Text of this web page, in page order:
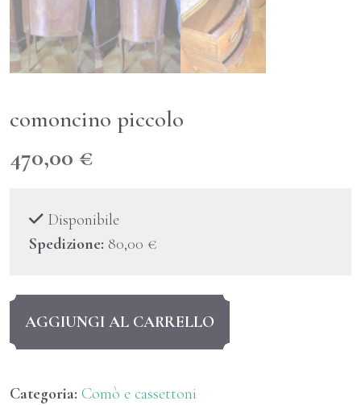
comoncino piccolo
470,00 €
Disponibile
Spedizione: 80,00 €
comoncino
piccolo
quantità
AGGIUNGI AL CARRELLO
Categoria: Comò e cassettoni